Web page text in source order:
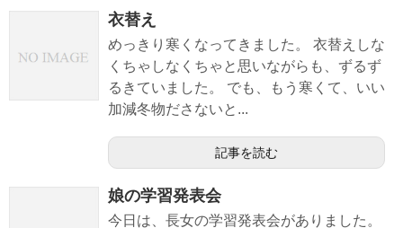
衣替え
めっきり寒くなってきました。 衣替えしな
くちゃしなくちゃと思いながらも、ずるず
るきていました。 でも、もう寒くて、いい
加減冬物ださないと...
記事を読む
娘の学習発表会
今日は、長女の学習発表会がありました。